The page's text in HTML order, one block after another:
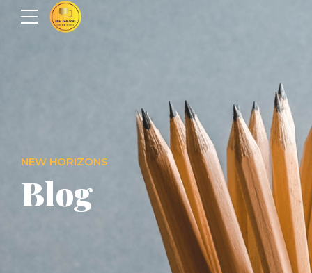
NEW HORIZONS
Blog